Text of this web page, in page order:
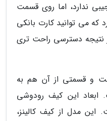
ندارد، اما روی قسمت
می توانید کارت بانکی
نتیجه دسترسی راحت تری
و قسمتی از آن هم به
ابعاد این کیف رودوشی
متر است. این مدل از کیف کالینز،